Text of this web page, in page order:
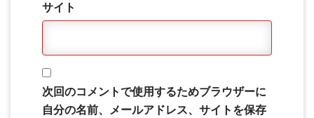
サイト
次回のコメントで使用するためブラウザーに
自分の名前、メールアドレス、サイトを保存